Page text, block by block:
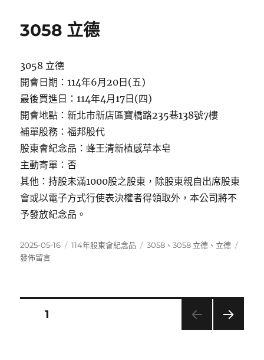
3058 立德
3058 立德
開會日期：114年6月20日(五)
最後買進日：114年4月17日(四)
開會地點：新北市新店區寶橋路235巷138號7樓
補單股務：福邦股代
股東會紀念品：蜂王清新植感草本皂
主動寄單：否
其他：持股未滿1000股之股東，除股東親自出席股東
會或以電子方式行使表決權者得領取外，本公司將不
予發放紀念品。
發
佈
2025-05-16
分
114年股東會紀念品
標
3058 、3058 立德 、 立德
發佈留言
頁次1